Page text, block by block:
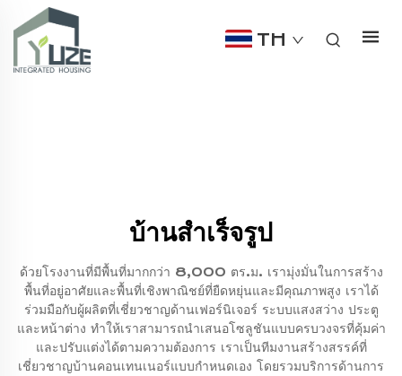
TH
บ้านสำเร็จรูป
ด้วยโรงงานที่มีพื้นที่มากกว่า 8,000 ตร.ม. เรามุ่งมั่นในการสร้าง
พื้นที่อยู่อาศัยและพื้นที่เชิงพาณิชย์ที่ยืดหยุ่นและมีคุณภาพสูง เราได้
ร่วมมือกับผู้ผลิตที่เชี่ยวชาญด้านเฟอร์นิเจอร์ ระบบแสงสว่าง ประตู
และหน้าต่าง ทำให้เราสามารถนำเสนอโซลูชันแบบครบวงจรที่คุ้มค่า
และปรับแต่งได้ตามความต้องการ เราเป็นทีมงานสร้างสรรค์ที่
เชี่ยวชาญบ้านคอนเทนเนอร์แบบกำหนดเอง โดยรวมบริการด้านการ